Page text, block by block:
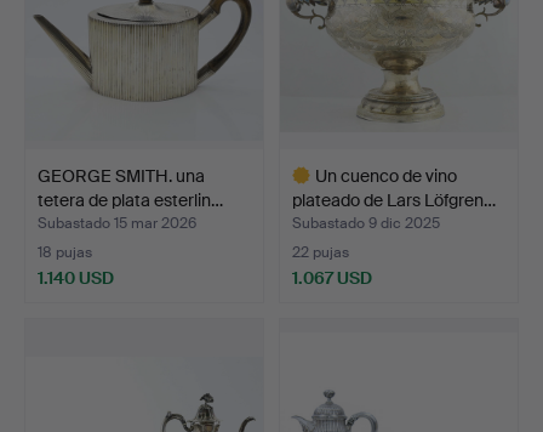
GEORGE SMITH. una
tetera de plata esterlin…
Subastado 15 mar 2026
18 pujas
1.140 USD
Un cuenco de vino
plateado de Lars Löfgren…
Subastado 9 dic 2025
22 pujas
1.067 USD